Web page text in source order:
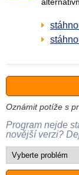
Oznámit potíže s
Program nejde
novější verzi?